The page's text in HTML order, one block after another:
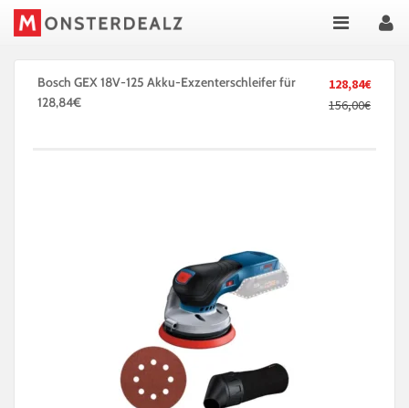
128,84€
156,00€
Bosch GEX 18V-125 Akku-Exzenterschleifer für
128,84€